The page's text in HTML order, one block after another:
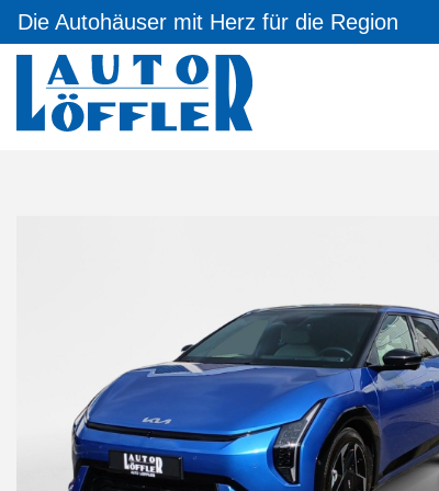
Die Autohäuser mit Herz für die Region